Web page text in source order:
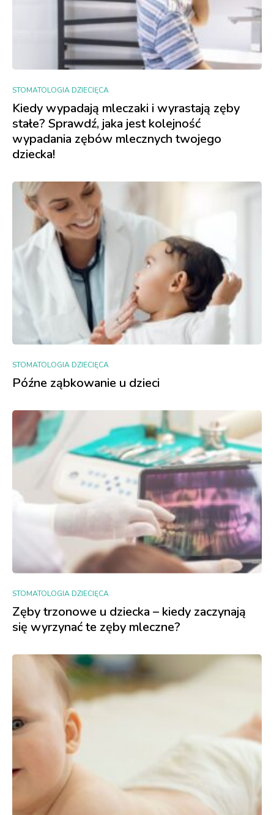
STOMATOLOGIA DZIECIĘCA
Kiedy wypadają mleczaki i wyrastają zęby
stałe? Sprawdź, jaka jest kolejność
wypadania zębów mlecznych twojego
dziecka!
STOMATOLOGIA DZIECIĘCA
Późne ząbkowanie u dzieci
STOMATOLOGIA DZIECIĘCA
Zęby trzonowe u dziecka – kiedy zaczynają
się wyrzynać te zęby mleczne?